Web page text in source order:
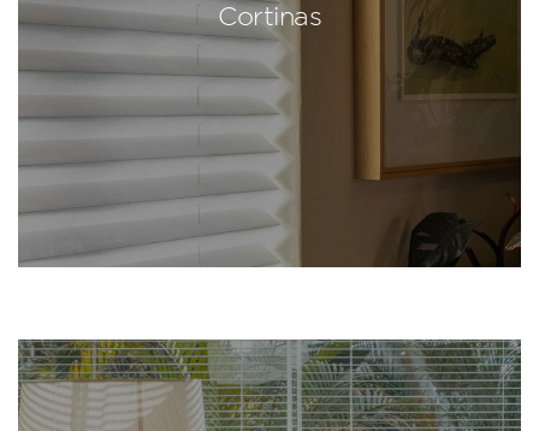
Cortinas